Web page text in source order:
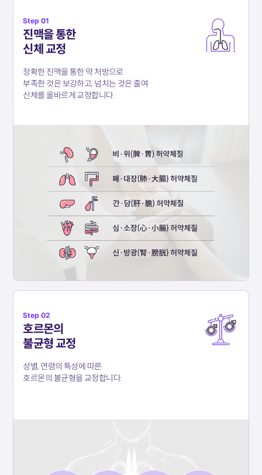
Step 01
진맥을 통한
신체 교정
정확한 진맥을 통한 약 처방으로
부족한 것은 보강하고, 넘치는 것은 줄여
신체를 올바르게 교정합니다.
Step 02
호르몬의
불균형 교정
성별, 연령의 특성에 따른
호르몬의 불균형을 교정합니다.